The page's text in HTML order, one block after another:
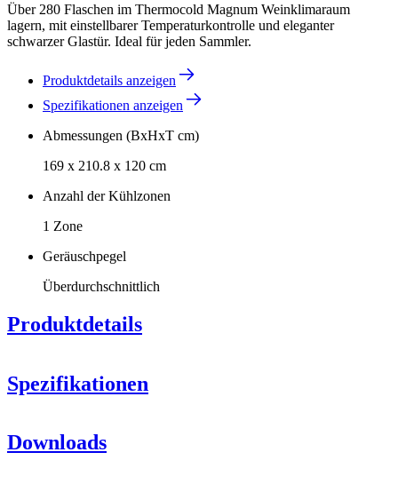
Über 280 Flaschen im Thermocold Magnum Weinklimaraum
lagern, mit einstellbarer Temperaturkontrolle und eleganter
schwarzer Glastür. Ideal für jeden Sammler.
Produktdetails anzeigen
Spezifikationen anzeigen
Abmessungen (BxHxT cm)
169 x 210.8 x 120 cm
Anzahl der Kühlzonen
1 Zone
Geräuschpegel
Überdurchschnittlich
Produktdetails
Spezifikationen
Produktnummer
Downloads